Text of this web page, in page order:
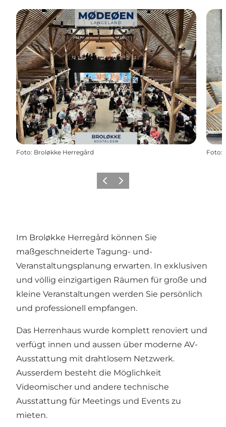
Foto: Broløkke Herregård Foto:
ZurückWeiter
Im Broløkke Herregård können Sie
maßgeschneiderte Tagung- und-
Veranstaltungsplanung erwarten. In exklusiven
und völlig einzigartigen Räumen für große und
kleine Veranstaltungen werden Sie persönlich
und professionell empfangen.
Das Herrenhaus wurde komplett renoviert und
verfügt innen und aussen über moderne AV-
Ausstattung mit drahtlosem Netzwerk.
Ausserdem besteht die Möglichkeit
Videomischer und andere technische
Ausstattung für Meetings und Events zu
mieten.